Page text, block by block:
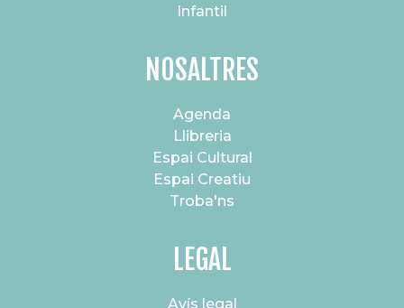
Infantil
NOSALTRES
Agenda
Llibreria
Espai Cultural
Espai Creatiu
Troba'ns
LEGAL
Avís legal